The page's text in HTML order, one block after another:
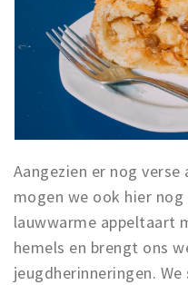
Aangezien er nog
mogen we ook hier nog
lauwwarme appeltaart
hemels en brengt ons
jeugdherinneringen.